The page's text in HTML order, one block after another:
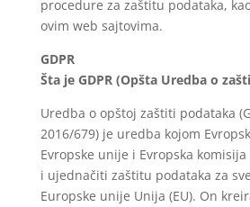
procedure za zaštitu podataka,
ovim web sajtovima.
GDPR
Šta je GDPR (Opšta Uredba o
Uredba o opštoj zaštiti podataka
2016/679) je uredba kojom
Evropske unije i Evropska
i ujednačiti zaštitu podataka za
Europske unije Unija (EU). On